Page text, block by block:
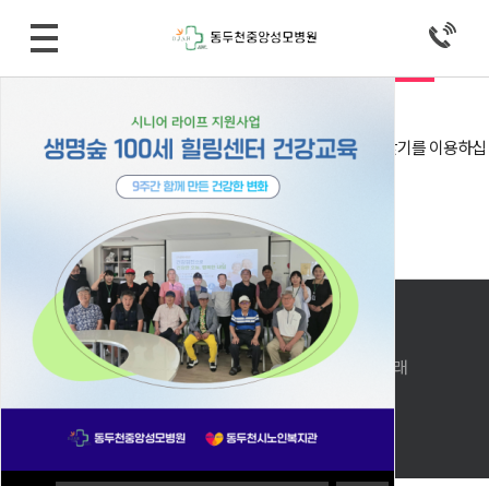
로그인
회원아이디 및 비밀번호가 기억 안나실 때는 아이디/비밀번호 찾기를 이용하십
아직 회원이 아니시라면 회원으로 가입 후 이용해 주십시오.
아이디 비밀번호 찾기
메인으로 돌아가기
PC버전으로 보기
상호: 동두천중앙성모병원 │대표자 : 윤석진, 조황래
사업자번호 : 127-91-27170
주소: 경기도 동두천시 동광로 53(생연동)